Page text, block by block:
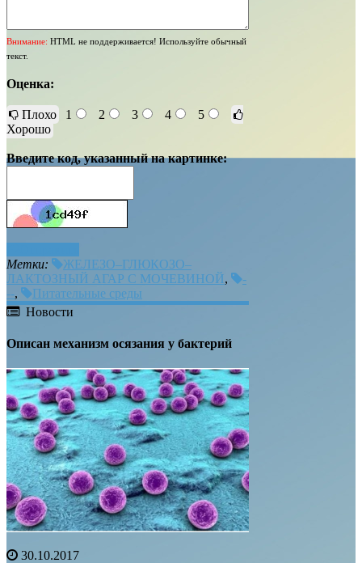
Внимание: HTML не поддерживается! Используйте обычный
текст.
Оценка:
Плохо 1 2 3 4
5
Хорошо
Введите код, указанный на картинке:
Метки:
ЖЕЛЕЗО–ГЛЮКОЗО–
ЛАКТОЗНЫЙ АГАР С МОЧЕВИНОЙ,
-
--,
Питательные среды
Новости
Описан механизм осязания у бактерий
30.10.2017